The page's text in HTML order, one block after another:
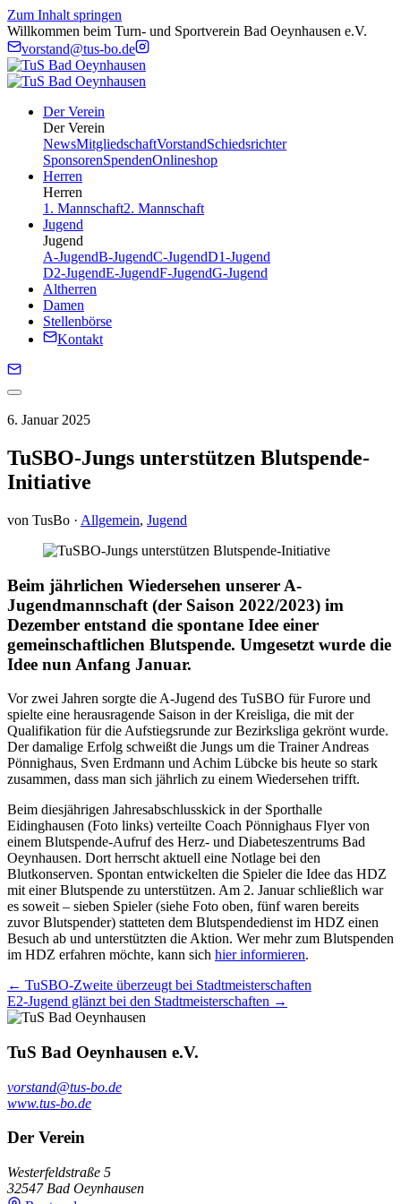
Zum Inhalt springen
Willkommen beim Turn- und Sportverein Bad Oeynhausen e.V.
vorstand@tus-bo.de
Der Verein
Der Verein
NewsMitgliedschaftVorstandSchiedsrichter
SponsorenSpendenOnlineshop
Herren
Herren
1. Mannschaft2. Mannschaft
Jugend
Jugend
A-JugendB-JugendC-JugendD1-Jugend
D2-JugendE-JugendF-JugendG-Jugend
Altherren
Damen
Stellenbörse
Kontakt
6. Januar 2025
TuSBO-Jungs unterstützen Blutspende-
Initiative
von TusBo · Allgemein, Jugend
Beim jährlichen Wiedersehen unserer A-
Jugendmannschaft (der Saison 2022/2023) im
Dezember entstand die spontane Idee einer
gemeinschaftlichen Blutspende. Umgesetzt wurde die
Idee nun Anfang Januar.
Vor zwei Jahren sorgte die A-Jugend des TuSBO für Furore und
spielte eine herausragende Saison in der Kreisliga, die mit der
Qualifikation für die Aufstiegsrunde zur Bezirksliga gekrönt wurde.
Der damalige Erfolg schweißt die Jungs um die Trainer Andreas
Pönnighaus, Sven Erdmann und Achim Lübcke bis heute so stark
zusammen, dass man sich jährlich zu einem Wiedersehen trifft.
Beim diesjährigen Jahresabschlusskick in der Sporthalle
Eidinghausen (Foto links) verteilte Coach Pönnighaus Flyer von
einem Blutspende-Aufruf des Herz- und Diabeteszentrums Bad
Oeynhausen. Dort herrscht aktuell eine Notlage bei den
Blutkonserven. Spontan entwickelten die Spieler die Idee das HDZ
mit einer Blutspende zu unterstützen. Am 2. Januar schließlich war
es soweit – sieben Spieler (siehe Foto oben, fünf waren bereits
zuvor Blutspender) statteten dem Blutspendedienst im HDZ einen
Besuch ab und unterstützten die Aktion. Wer mehr zum Blutspenden
im HDZ erfahren möchte, kann sich hier informieren.
← TuSBO-Zweite überzeugt bei Stadtmeisterschaften
E2-Jugend glänzt bei den Stadtmeisterschaften →
TuS Bad Oeynhausen e.V.
vorstand@tus-bo.de
www.tus-bo.de
Der Verein
Westerfeldstraße 5
32547 Bad Oeynhausen